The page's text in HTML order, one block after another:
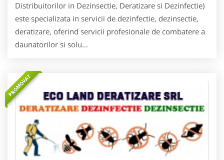
Distribuitorilor in Dezinsectie, Deratizare si Dezinfectie)
este specializata in servicii de dezinfectie, dezinsectie,
deratizare, oferind servicii profesionale de combatere a
daunatorilor si solu...
PROMOVAT